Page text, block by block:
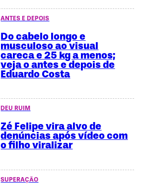
ANTES E DEPOIS
Do cabelo longo e
musculoso ao visual
careca e 25 kg a menos;
veja o antes e depois de
Eduardo Costa
DEU RUIM
Zé Felipe vira alvo de
denúncias após vídeo com
o filho viralizar
SUPERAÇÃO